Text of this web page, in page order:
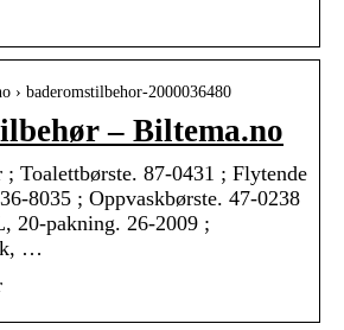
› baderomstilbehor-2000036480
– Biltema.no
; Toalettbørste. 87-0431 ; Flytende
8035 ; Oppvaskbørste. 47-0238
20-pakning. 26-2009 ;
…